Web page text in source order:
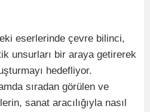
eserlerinde çevre bilinci,
unsurları bir araya getirerek
hedefliyor.
sıradan görülen ve
sanat aracılığıyla nasıl